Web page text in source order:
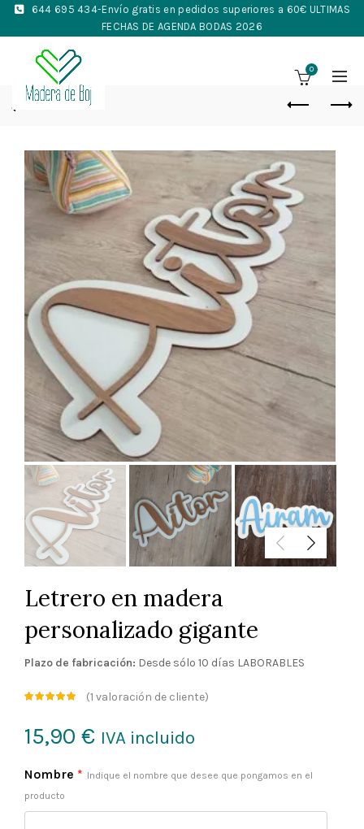
644 695 434-Envío gratis en pedidos superiores a 60€ ULTIMAS
FECHAS DE AGENDA BODAS 2026
0
Letrero en madera
personalizado gigante
Plazo de fabricación: Desde sólo 10 días LABORABLES
(1 valoración de cliente)
15,90 € IVA incluido
Nombre * Indique el nombre que desee que pongamos en el
producto